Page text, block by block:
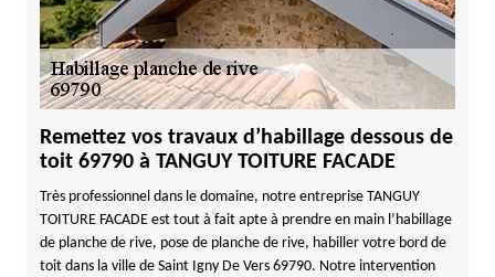
Remettez vos travaux d’habillage dessous de
toit 69790 à TANGUY TOITURE FACADE
Très professionnel dans le domaine, notre entreprise TANGUY
TOITURE FACADE est tout à fait apte à prendre en main l’habillage
de planche de rive, pose de planche de rive, habiller votre bord de
toit dans la ville de Saint Igny De Vers 69790. Notre intervention